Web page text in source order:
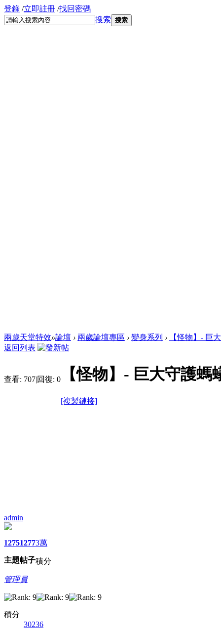
登錄 /立即註冊 /找回密碼
搜索 搜索
兩歲天堂特效»論壇 › 兩歲論壇專區 › 變身系列 ›
【怪物】- 巨
返回列表
查看: 707|回復: 0 【怪物】- 巨大守護
[複製鏈接]
admin
1275
主題
1277
帖子
3萬
積分
管理員
積分
30236